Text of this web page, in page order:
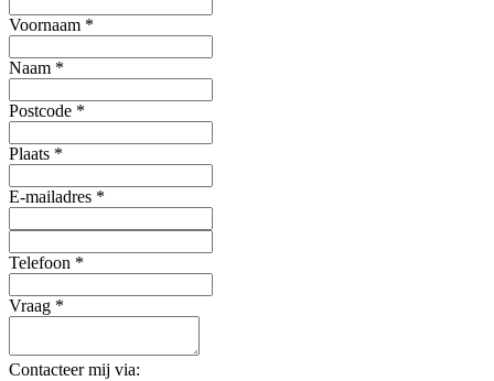
Voornaam *
Naam *
Postcode *
Plaats *
E-mailadres *
Telefoon *
Vraag *
Contacteer mij via: